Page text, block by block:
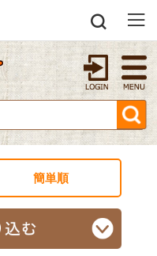
簡単順